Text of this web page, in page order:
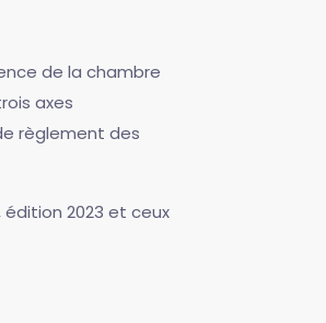
de la chambre
axes
règlement des
2023 et ceux